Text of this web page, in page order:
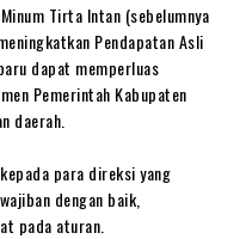
Tirta Intan (sebelumnya
Pendapatan Asli
dapat memperluas
Pemerintah Kabupaten
daerah.
para direksi yang
dengan baik,
pada aturan.